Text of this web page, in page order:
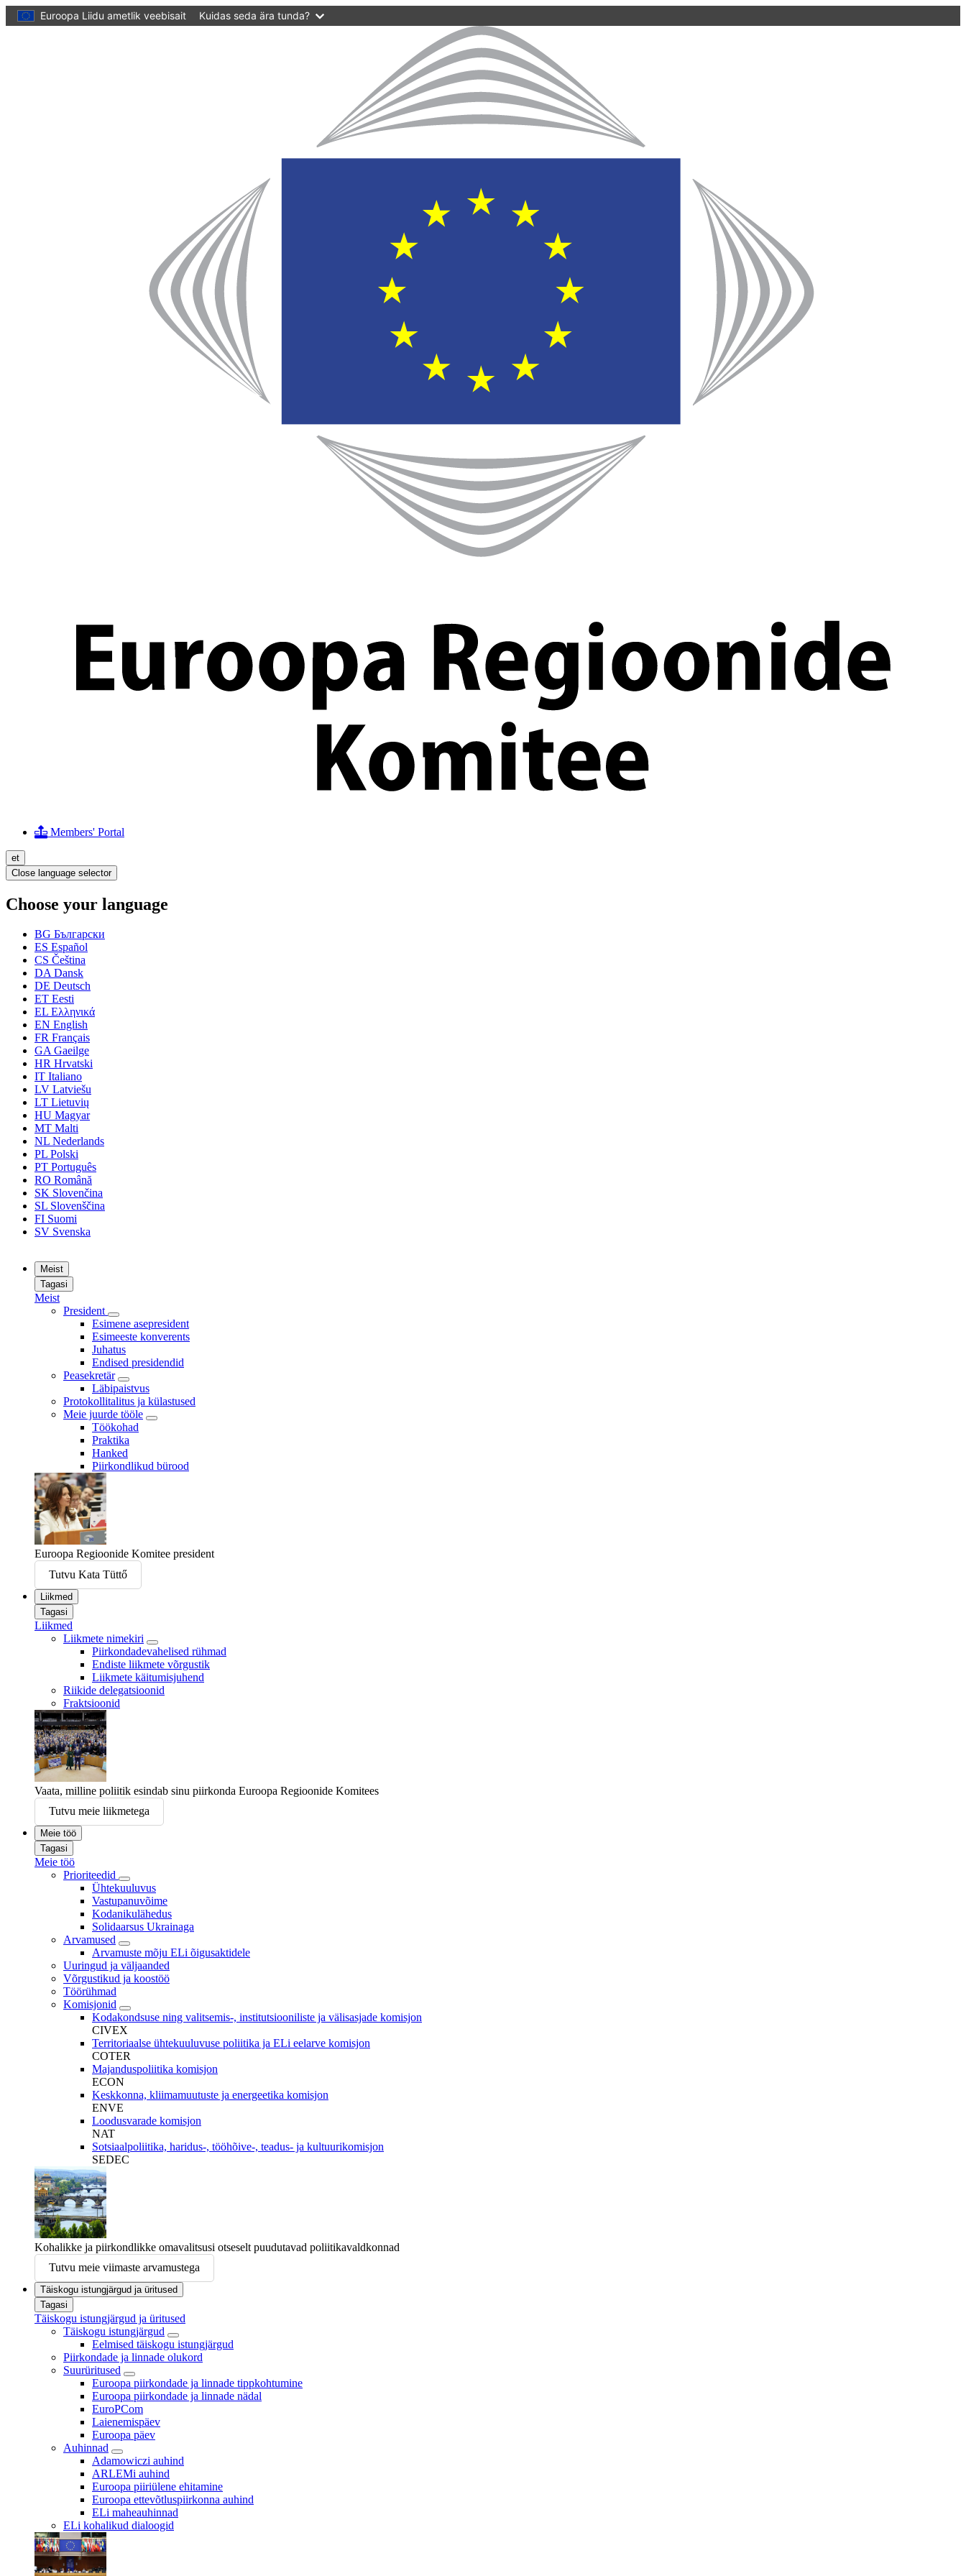
põhisisu
juurde
Euroopa Liidu ametlik veebisait
Kuidas seda ära tunda?
Members' Portal
et
Close language selector
Choose your language
BG Български
ES Español
CS Čeština
DADansk
DE Deutsch
ET Eesti
EL Ελληνικά
EN English
FR Français
GAGaeilge
HR Hrvatski
IT Italiano
LV Latviešu
LT Lietuvių
HU Magyar
MT Malti
NL Nederlands
PL Polski
PT Português
RO Română
SK Slovenčina
SL Slovenščina
FI Suomi
SV Svenska
Meist
Tagasi
Meist
President
Esimene asepresident
Esimeeste konverents
Juhatus
Endised presidendid
Peasekretär
Läbipaistvus
Protokollitalitus ja külastused
Meie juurde tööle
Töökohad
Praktika
Hanked
Piirkondlikud bürood
Euroopa Regioonide Komitee president
Tutvu Kata Tüttő
Liikmed
Tagasi
Liikmed
Liikmete nimekiri
Piirkondadevahelised rühmad
Endiste liikmete võrgustik
Liikmete käitumisjuhend
Riikide delegatsioonid
Fraktsioonid
Vaata, milline poliitik esindab sinu piirkonda Euroopa Regioonide Komitees
Tutvu meie liikmetega
Meie töö
Tagasi
Meie töö
Prioriteedid
Ühtekuuluvus
Vastupanuvõime
Kodanikulähedus
Solidaarsus Ukrainaga
Arvamused
Arvamuste mõju ELi õigusaktidele
Uuringud ja väljaanded
Võrgustikud ja koostöö
Töörühmad
Komisjonid
Kodakondsuse ning valitsemis-, institutsiooniliste ja välisasjade komisjon
CIVEX
Territoriaalse ühtekuuluvuse poliitika ja ELi eelarve komisjon
COTER
Majanduspoliitika komisjon
ECON
Keskkonna, kliimamuutuste ja energeetika komisjon
ENVE
Loodusvarade komisjon
NAT
Sotsiaalpoliitika, haridus-, tööhõive-, teadus- ja kultuurikomisjon
SEDEC
Kohalikke ja piirkondlikke omavalitsusi otseselt puudutavad poliitikavaldkonnad
Tutvu meie viimaste arvamustega
Täiskogu istungjärgud ja üritused
Tagasi
Täiskogu istungjärgud ja üritused
Täiskogu istungjärgud
Eelmised täiskogu istungjärgud
Piirkondade ja linnade olukord
Suurüritused
Euroopa piirkondade ja linnade tippkohtumine
Euroopa piirkondade ja linnade nädal
EuroPCom
Laienemispäev
Euroopa päev
Auhinnad
Adamowiczi auhind
ARLEMi auhind
Euroopa piiriülene ehitamine
Euroopa ettevõtluspiirkonna auhind
ELi maheauhinnad
ELi kohalikud dialoogid